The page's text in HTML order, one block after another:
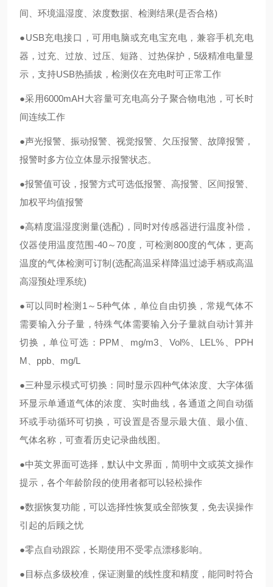
间、环境温湿度、浓度数据、检测结果(是否合格)
●USB充电接口，可用电脑或充电宝充电，兼容手机充电
器，过充、过放、过压、短路、过热保护，5级精准电量显
示，支持USB热插拔，检测仪在充电时可正常工作
●采用6000mAH大容量可充电高分子聚合物电池，可长时
间连续工作
●声光报警、振动报警、视觉报警、欠压报警、故障报警，
报警时多方位立体显示报警状态。
●报警值可设，报警方式可选低报警、高报警、区间报警、
加权平均值报警
●高精度温湿度测量(选配)，同时对传感器进行温度补偿，
仪器使用温度范围-40～70度，可检测800度的气体，更高
温度的气体检测可订制(选配高温采样降温过滤手柄或高温
高湿预处理系统)
●可以同时检测1～5种气体，单位自由切换，常规气体不
需要输入分子量，特殊气体需要输入分子量就自动计算并
切换，单位可选：PPM、mg/m3、Vol%、LEL%、PPH
M、ppb、mg/L
●三种显示模式可切换：同时显示四种气体浓度、大字体循
环显示单通道气体的浓度、实时曲线，各通道之间自动循
环或手动循环可切换，可设置是否显示最大值、最小值、
气体名称，可查看历史记录曲线图。
●中英文界面可选择，默认中文界面，简明中文或英文操作
提示，各个年龄阶段的使用者都可以轻松操作
●数据恢复功能，可以选择性恢复或全部恢复，免去误操作
引起的后顾之忧
●零点自动跟踪，长期使用不受零点漂移影响。
●目标点多级校准，保证测量的线性度和精度，能同时符合